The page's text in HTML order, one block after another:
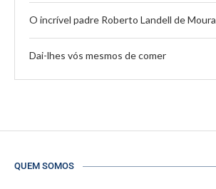
O incrível padre Roberto Landell de Moura
Dai-lhes vós mesmos de comer
QUEM SOMOS